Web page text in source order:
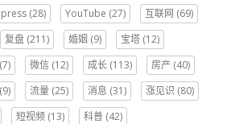
(28) YouTube (27) 互联网 (69)
复盘 (211) 婚姻 (9) 宝塔 (12)
(7) 微信 (12) 成长 (113) 房产 (40)
(9) 流量 (25) 消息 (31) 涨见识 (80)
短视频 (13) 科普 (42)